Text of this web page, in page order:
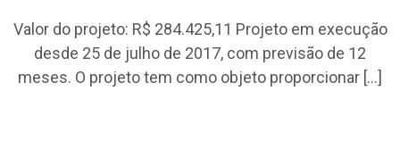
Valor do projeto: R$ 284.425,11 Projeto em execução
desde 25 de julho de 2017, com previsão de 12
meses. O projeto tem como objeto proporcionar […]